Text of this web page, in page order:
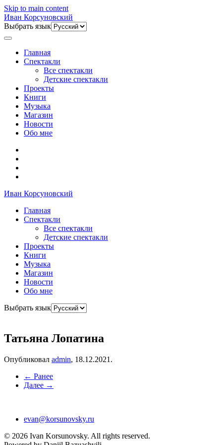
Skip to main content
Иван Корсуновский
Выбрать язык
Главная
Спектакли
Все спектакли
Детские спектакли
Проекты
Книги
Музыка
Магазин
Новости
Обо мне
Иван Корсуновский
Главная
Спектакли
Все спектакли
Детские спектакли
Проекты
Книги
Музыка
Магазин
Новости
Обо мне
Выбрать язык
Татьяна Лопатина
Опубликовал admin, 18.12.2021 .
← Ранее
Далее →
evan@korsunovsky.ru
© 2026 Ivan Korsunovsky. All rights reserved.